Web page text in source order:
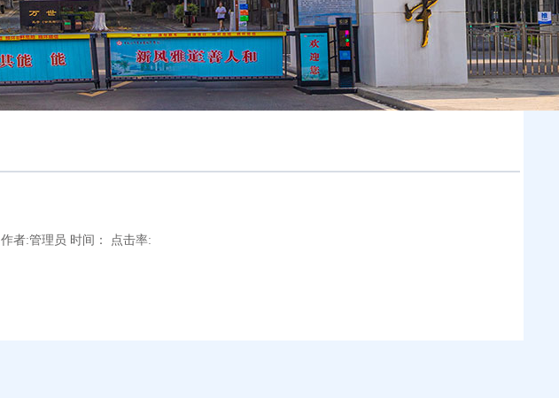
作者:管理员 时间： 点击率: